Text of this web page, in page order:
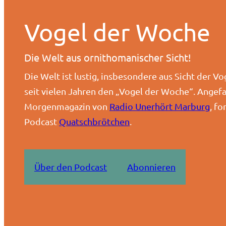
Vogel der Woche
Die Welt aus ornithomanischer Sicht!
Die Welt ist lustig, insbesondere aus Sicht der
seit vielen Jahren den „Vogel der Woche“.
Morgenmagazin von Radio Unerhört Marburg ,
Podcast Quatschbrötchen
Über den Podcast Abonnieren